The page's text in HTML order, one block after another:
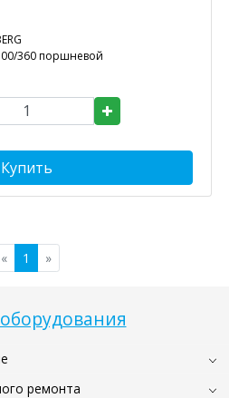
ремонта
360 поршневой
Купить
« 1 »